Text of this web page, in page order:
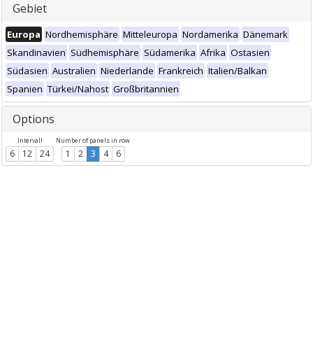
Gebiet
Europa Nordhemisphäre Mitteleuropa Nordamerika Dänemark
Skandinavien Südhemisphäre Südamerika Afrika Ostasien
Südasien Australien Niederlande Frankreich Italien/Balkan
Spanien Türkei/Nahost Großbritannien
Options
Intervall
6 12 24
Number of panels in row
1 2 3 4 6